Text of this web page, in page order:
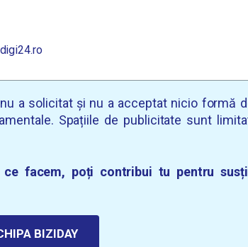
digi24.ro
a solicitat și nu a acceptat nicio formă
Spațiile de publicitate sunt
ce facem, poți contribui tu pentru
BIZIDAY